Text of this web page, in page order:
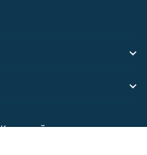
Карта сайта